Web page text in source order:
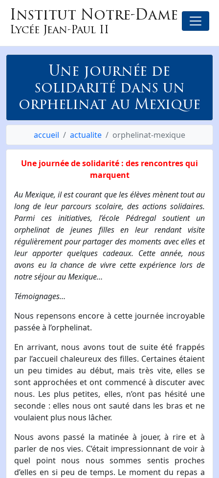
Institut Notre-Dame
Lycée Jean-Paul II
Une journée de
solidarité dans un
orphelinat au Mexique
accueil actualite orphelinat-mexique
Une journée de solidarité : des rencontres qui
marquent
Au Mexique, il est courant que les élèves mènent tout au
long de leur parcours scolaire, des actions solidaires.
Parmi ces initiatives, l’école Pédregal soutient un
orphelinat de jeunes filles en leur rendant visite
régulièrement pour partager des moments avec elles et
leur apporter quelques cadeaux. Cette année, nous
avons eu la chance de vivre cette expérience lors de
notre séjour au Mexique…
Témoignages…
Nous repensons encore à cette journée incroyable
passée à l’orphelinat.
En arrivant, nous avons tout de suite été frappés
par l’accueil chaleureux des filles. Certaines étaient
un peu timides au début, mais très vite, elles se
sont approchées et ont commencé à discuter avec
nous. Les plus petites, elles, n’ont pas hésité une
seconde : elles nous ont sauté dans les bras et ne
voulaient plus nous lâcher.
Nous avons passé la matinée à jouer, à rire et à
parler de nos vies. C’était impressionnant de voir à
quel point nous nous sommes sentis proches
d’elles en si peu de temps. Le moment du repas a